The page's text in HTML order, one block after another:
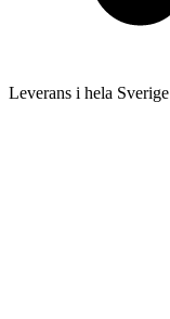
Leverans i hela Sverige